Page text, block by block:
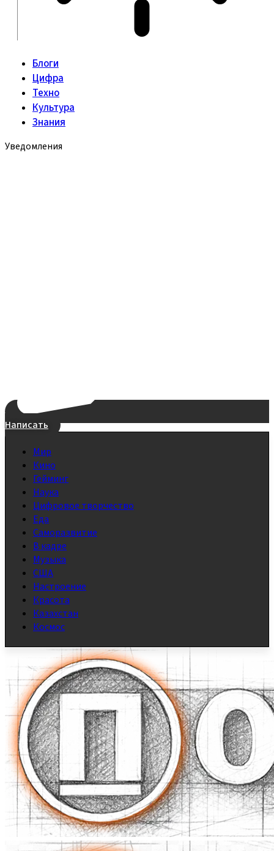
Блоги
Цифра
Техно
Культура
Знания
Уведомления
Написать
Мир
Кино
Гейминг
Наука
Цифровое творчество
Еда
Саморазвитие
В кадре
Музыка
США
Настроение
Красота
Казахстан
Космос